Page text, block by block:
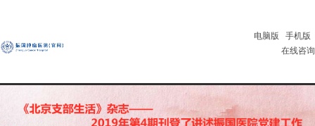
电脑版
手机版
在线咨询